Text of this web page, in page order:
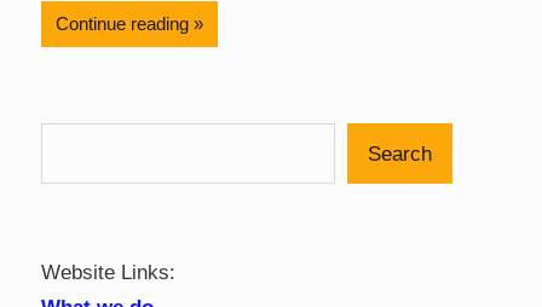
Continue reading
Search
Website Links: